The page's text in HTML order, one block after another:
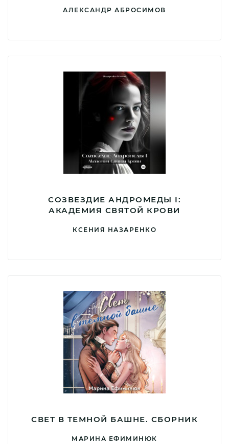
АЛЕКСАНДР АБРОСИМОВ
СОЗВЕЗДИЕ АНДРОМЕДЫ I:
АКАДЕМИЯ CВЯТОЙ КРОВИ
КСЕНИЯ НАЗАРЕНКО
СВЕТ В ТЕМНОЙ БАШНЕ. СБОРНИК
МАРИНА ЕФИМИНЮК